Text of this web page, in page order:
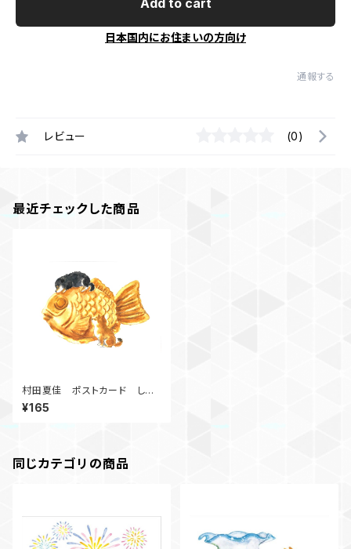
Add to cart
日本国内にお住まいの方向け
通報する
レビュー (0)
最近チェックした商品
村田夏佳 ポストカード しば
いぬとおやつ B12-PU-69
¥165
同じカテゴリの商品